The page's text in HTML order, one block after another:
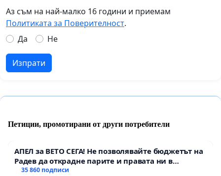
Аз съм на най-малко 16 години и приемам
Политиката за Поверителност.
Да
Не
Изпрати
Петиции, промотирани от други потребители
АПЕЛ за ВЕТО СЕГА! Не позволявайте бюджетът на
Радев да открадне парите и правата ни в
тъмното
35 860 подписи